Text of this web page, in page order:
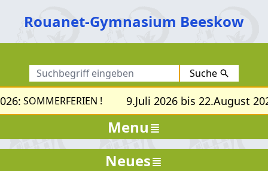
Rouanet-Gymnasium Beeskow
Suche
SOMMERFERIEN ! 9.Juli 2026 bis 22.August
Menu
Neues